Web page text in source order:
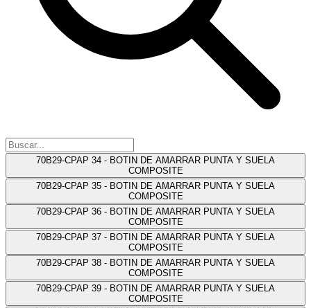
70B29-CPAP 34 - BOTIN DE AMARRAR PUNTA Y SUELA
COMPOSITE
70B29-CPAP 35 - BOTIN DE AMARRAR PUNTA Y SUELA
COMPOSITE
70B29-CPAP 36 - BOTIN DE AMARRAR PUNTA Y SUELA
COMPOSITE
70B29-CPAP 37 - BOTIN DE AMARRAR PUNTA Y SUELA
COMPOSITE
70B29-CPAP 38 - BOTIN DE AMARRAR PUNTA Y SUELA
COMPOSITE
70B29-CPAP 39 - BOTIN DE AMARRAR PUNTA Y SUELA
COMPOSITE